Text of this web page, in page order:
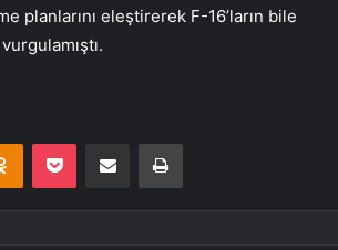
planlarını eleştirerek F-16’ların bile
Odnoklassniki
Pocket E-Posta ile paylaş Yazdır